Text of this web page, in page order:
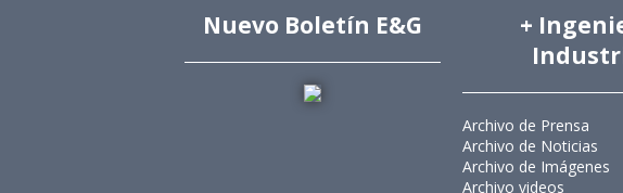
Nuevo Boletín E&G
+
Archivo de Prensa
Archivo de Noticias
Archivo de Imágenes
Archivo videos